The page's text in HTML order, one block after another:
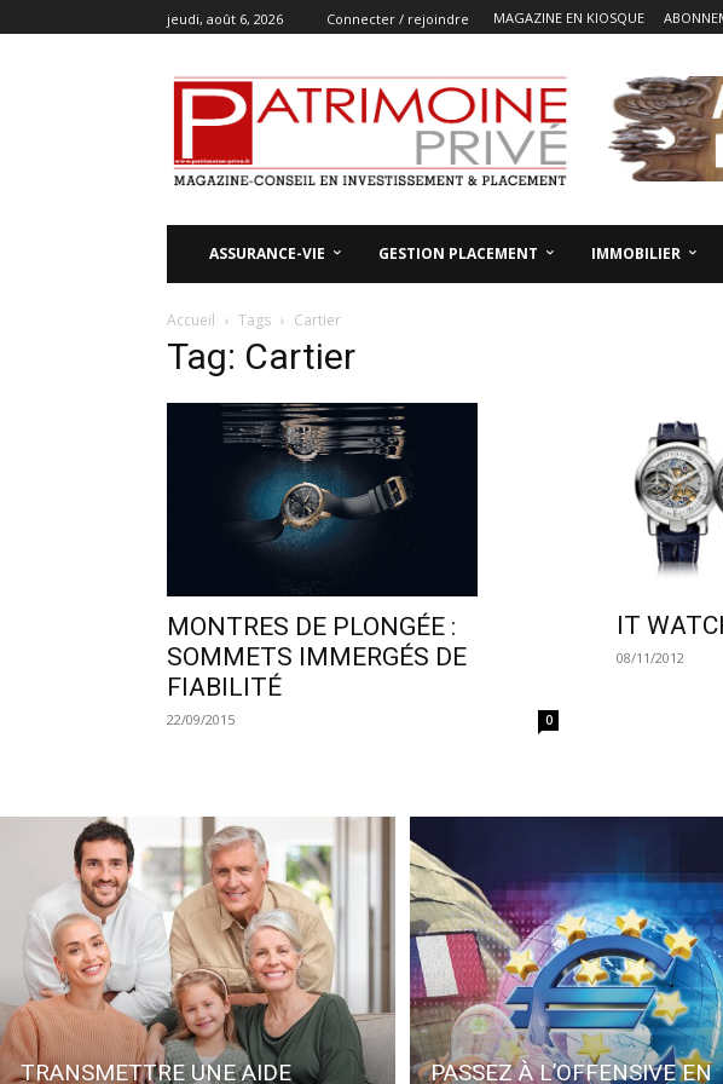
jeudi, août 6, 2026 Connecter / rejoindre MAGAZINE EN KIOSQUE
ASSURANCE-VIE GESTION PLACEMENT IMMOBILIER
Accueil Tags Cartier
Tag: Cartier
MONTRES DE PLONGÉE :
SOMMETS IMMERGÉS DE
FIABILITÉ
22/09/2015 0
IT
08/11/2012
TRANSMETTRE UNE AIDE PASSEZ À L’OFFENSIVE EN